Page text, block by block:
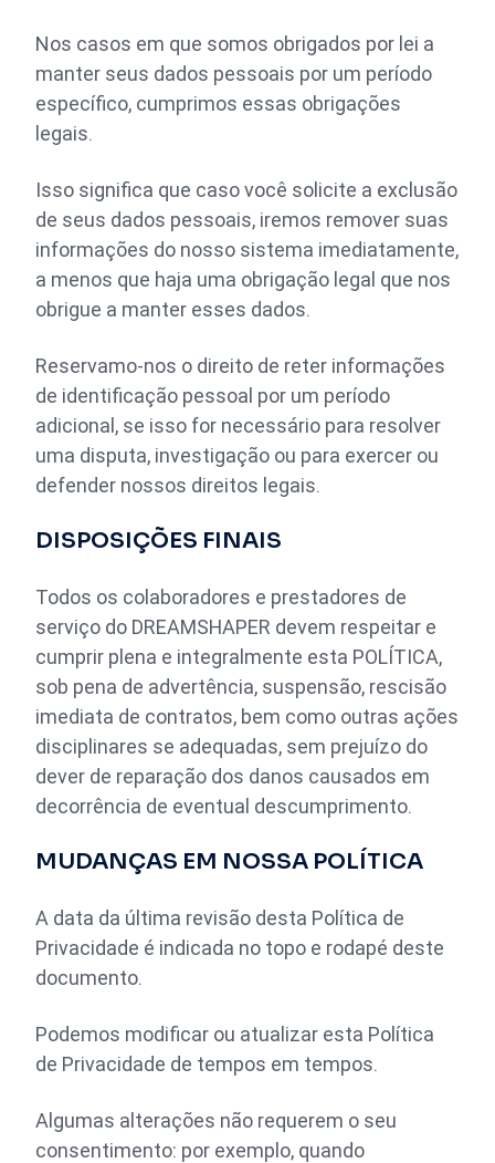
Nos casos em que somos obrigados por lei a
manter seus dados pessoais por um período
específico, cumprimos essas obrigações
legais.
Isso significa que caso você solicite a exclusão
de seus dados pessoais, iremos remover suas
informações do nosso sistema imediatamente,
a menos que haja uma obrigação legal que nos
obrigue a manter esses dados.
Reservamo-nos o direito de reter informações
de identificação pessoal por um período
adicional, se isso for necessário para resolver
uma disputa, investigação ou para exercer ou
defender nossos direitos legais.
DISPOSIÇÕES FINAIS
Todos os colaboradores e prestadores de
serviço do DREAMSHAPER devem respeitar e
cumprir plena e integralmente esta POLÍTICA,
sob pena de advertência, suspensão, rescisão
imediata de contratos, bem como outras ações
disciplinares se adequadas, sem prejuízo do
dever de reparação dos danos causados em
decorrência de eventual descumprimento.
MUDANÇAS EM NOSSA POLÍTICA
A data da última revisão desta Política de
Privacidade é indicada no topo e rodapé deste
documento.
Podemos modificar ou atualizar esta Política
de Privacidade de tempos em tempos.
Algumas alterações não requerem o seu
consentimento: por exemplo, quando